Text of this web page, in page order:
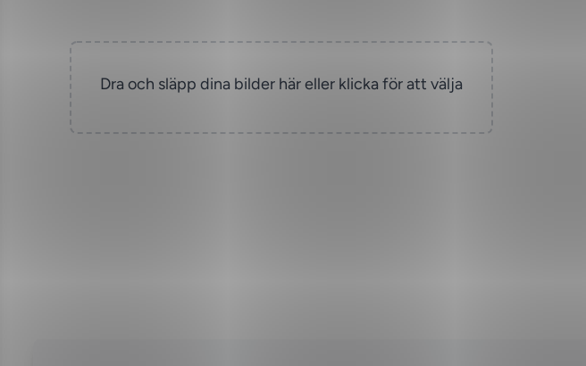
Dra och släpp dina bilder här eller klicka för att välja